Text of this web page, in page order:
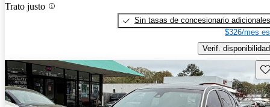
Trato justo
Sin tasas de concesionario adicionales
$326/mes
Verif. disponibilidad